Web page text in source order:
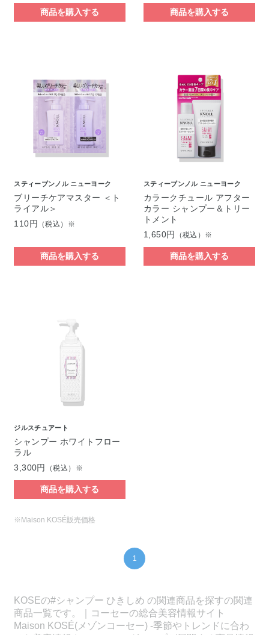
商品を購入する 商品を購入する
スティーブンノル ニューヨーク
ブリーチケアマスター ＜ト
ライアル＞
110円
（税込）※
商品を購入する
スティーブンノル ニューヨーク
カラークチュール アフター
カラー シャンプー＆トリー
トメント
1,650円
（税込）※
商品を購入する
ジルスチュアート
シャンプー ホワイトフロー
ラル
3,300円
（税込）※
商品を購入する
※Maison KOSÉ販売価格
1
KOSEの#シャンプー ひきしめ の関連商品を探すの関連
商品一覧です。｜コーセーの総合美容情報サイト
Maison KOSÉ(メゾンコーセー) -季節やトレンドに合わ